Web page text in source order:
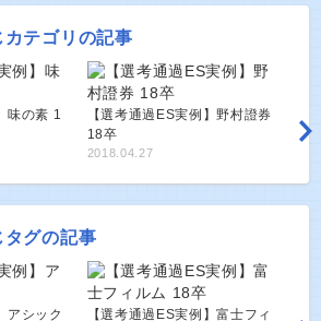
カテゴリの記事
味の素 1
【選考通過ES実例】野村證券
18卒
2018.04.27
タグの記事
アシック 【選考通過ES実例】富士フィ